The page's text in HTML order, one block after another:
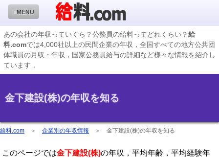
≡MENU
企業検索
年収ランキング
国家公務員編
地方公務員給料検索
あの会社の年収っていくら？公務員の給料ってどれくらい？給
料.comでは4,000社以上の民間企業の年収，全国すべての地方公共団
体職員の月収・年収，国家公務員給与の詳細など様々な情報を紹介し
ています．
金下建設(株)の年収を知る
給料.com ＞ 企業別の年収情報 ＞ 金下建設(株)の年収を知る
このページでは金下建設(株)の年収，平均年齢，平均経験年